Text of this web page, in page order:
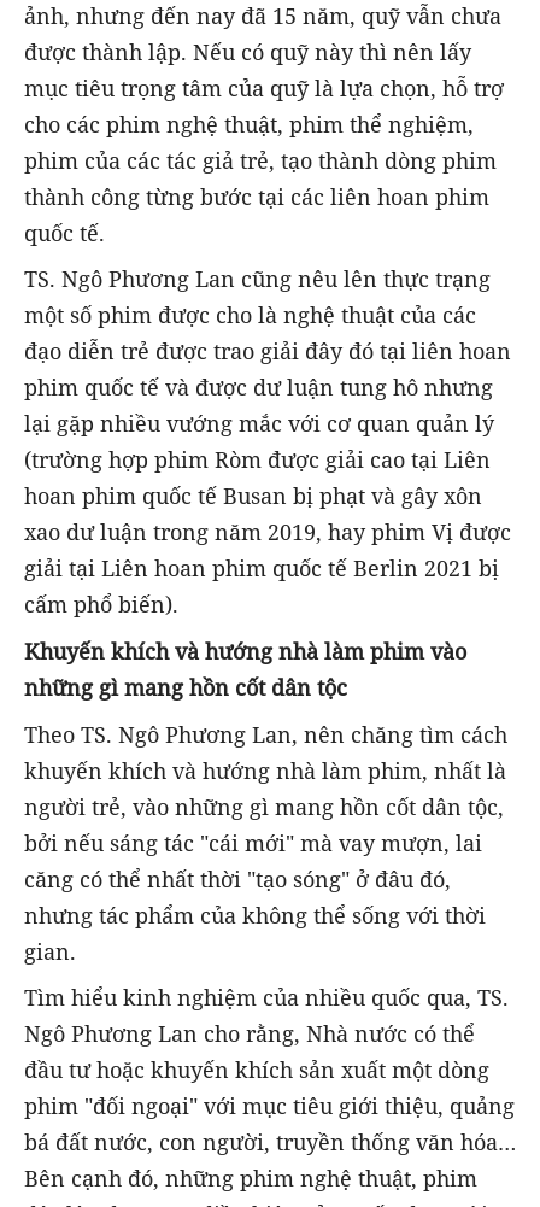
ảnh, nhưng đến nay đã 15 năm, quỹ vẫn chưa
được thành lập. Nếu có quỹ này thì nên lấy
mục tiêu trọng tâm của quỹ là lựa chọn, hỗ trợ
cho các phim nghệ thuật, phim thể nghiệm,
phim của các tác giả trẻ, tạo thành dòng phim
thành công từng bước tại các liên hoan phim
quốc tế.
TS. Ngô Phương Lan cũng nêu lên thực trạng
một số phim được cho là nghệ thuật của các
đạo diễn trẻ được trao giải đây đó tại liên hoan
phim quốc tế và được dư luận tung hô nhưng
lại gặp nhiều vướng mắc với cơ quan quản lý
(trường hợp phim Ròm được giải cao tại Liên
hoan phim quốc tế Busan bị phạt và gây xôn
xao dư luận trong năm 2019, hay phim Vị được
giải tại Liên hoan phim quốc tế Berlin 2021 bị
cấm phổ biến).
Khuyến khích và hướng nhà làm phim vào
những gì mang hồn cốt dân tộc
Theo TS. Ngô Phương Lan, nên chăng tìm cách
khuyến khích và hướng nhà làm phim, nhất là
người trẻ, vào những gì mang hồn cốt dân tộc,
bởi nếu sáng tác "cái mới" mà vay mượn, lai
căng có thể nhất thời "tạo sóng" ở đâu đó,
nhưng tác phẩm của không thể sống với thời
gian.
Tìm hiểu kinh nghiệm của nhiều quốc qua, TS.
Ngô Phương Lan cho rằng, Nhà nước có thể
đầu tư hoặc khuyến khích sản xuất một dòng
phim "đối ngoại" với mục tiêu giới thiệu, quảng
bá đất nước, con người, truyền thống văn hóa…
Bên cạnh đó, những phim nghệ thuật, phim